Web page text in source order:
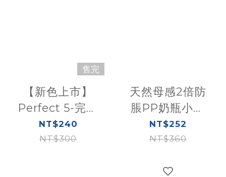
售完
【新色上市】
Perfect 5-完美
防脹奶瓶
150ml(小單孔)
NT$240
NT$300
天然母感2倍防
脹PP奶瓶小單
孔(一般流
量)150ML-多色
NT$252
NT$360